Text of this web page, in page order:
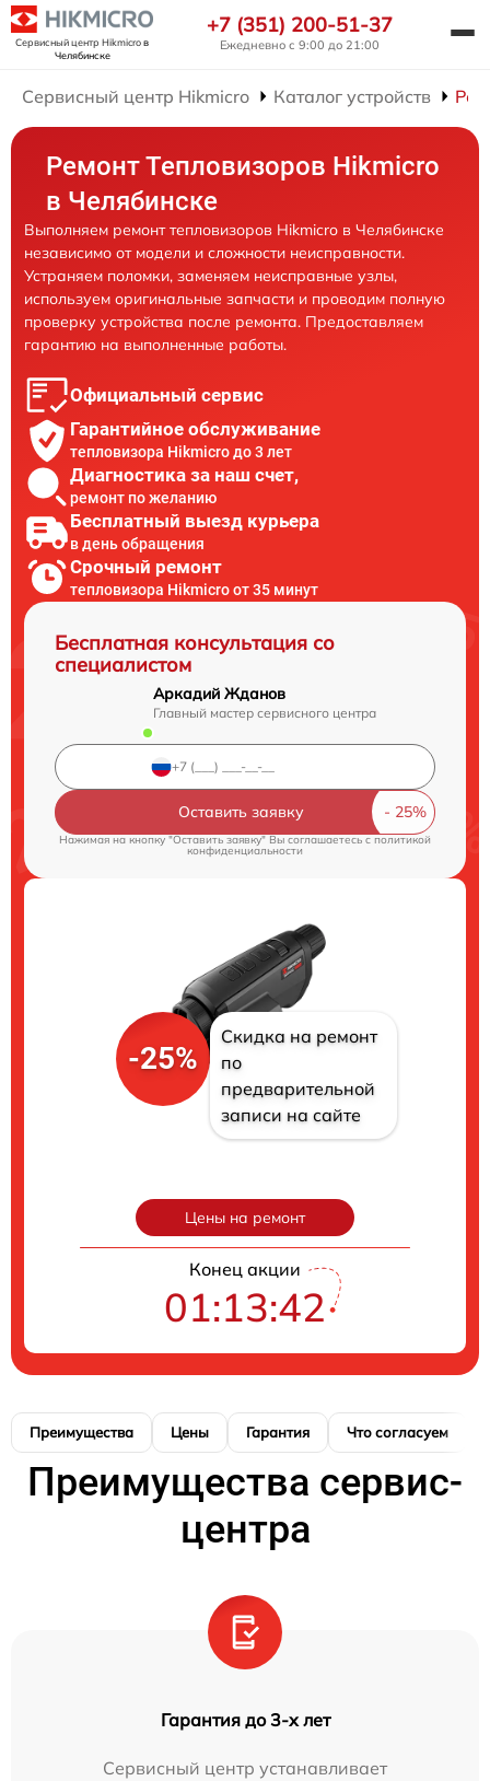
Сервисный центр Hikmicroв
Челябинске
+7 (351) 200-51-37
Ежедневно с 9:00 до 21:00
Сервисный центр Hikmicro Каталог устройств
Ремонт Тепловизоров Hikmicro
в Челябинске
Выполняем ремонт тепловизоров Hikmicro в Челябинске
независимо от модели и сложности неисправности.
Устраняем поломки, заменяем неисправные узлы,
используем оригинальные запчасти и проводим полную
проверку устройства после ремонта. Предоставляем
гарантию на выполненные работы.
Официальный сервис
Гарантийное обслуживание
тепловизора Hikmicro до 3 лет
Диагностика за наш счет,
ремонт по желанию
Бесплатный выезд курьера
в день обращения
Срочный ремонт
тепловизора Hikmicro от 35 минут
Бесплатная консультация со
специалистом
Аркадий Жданов
Главный мастер сервисного центра
Оставить заявку
Нажимая на кнопку "Оставить заявку" Вы соглашаетесь cполитикой
конфиденциальности
-25%
Скидка на ремонт
по
предварительной
записи на сайте
Цены на ремонт
Конец акции
01:13:41
Преимущества Цены Гарантия Что согласуем
Преимущества сервис-
центра
Гарантия до 3-х лет
Сервисный центр устанавливает